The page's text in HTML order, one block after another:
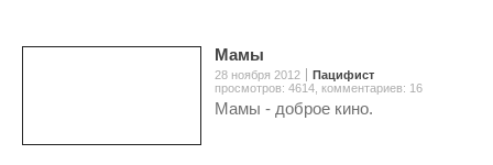
Мамы
28 ноября 2012
Пацифист
просмотров: 4614, комментариев: 16
Мамы - доброе кино.